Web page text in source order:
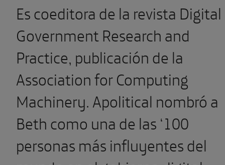
Es coeditora de la revista Digital
Government Research and
Practice, publicación de la
Association for Computing
Machinery. Apolitical nombró a
Beth como una de las ‘100
personas más influyentes del